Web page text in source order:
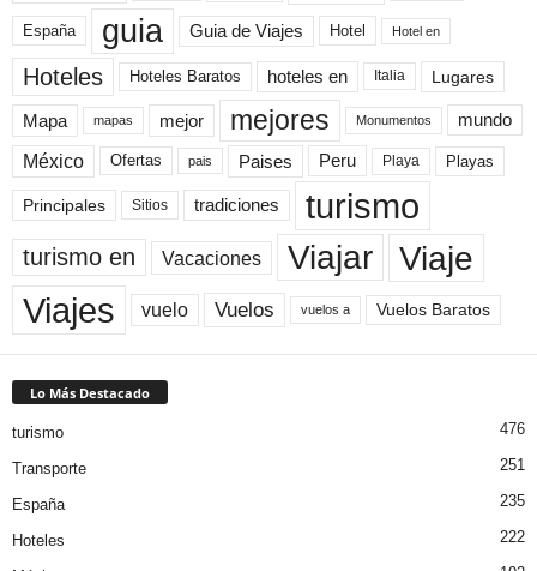
España guia Guia de Viajes Hotel Hotel en
Hoteles Hoteles Baratos hoteles en Italia Lugares
Mapa mapas mejor mejores Monumentos mundo
México Ofertas pais Paises Peru Playa Playas
Principales Sitios tradiciones turismo
turismo en Vacaciones Viajar Viaje
Viajes vuelo Vuelos vuelos a Vuelos Baratos
Lo Más Destacado
turismo 476
Transporte 251
España 235
Hoteles 222